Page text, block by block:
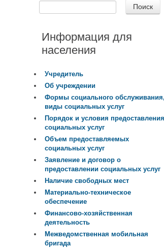
Информация для
населения
Учредитель
Об учреждении
Формы социального обслуживания,
виды социальных услуг
Порядок и условия предоставления
социальных услуг
Объем предоставляемых
социальных услуг
Заявление и договор о
предоставлении социальных услуг
Наличие свободных мест
Материально-техническое
обеспечение
Финансово-хозяйственная
деятельность
Межведомственная мобильная
бригада